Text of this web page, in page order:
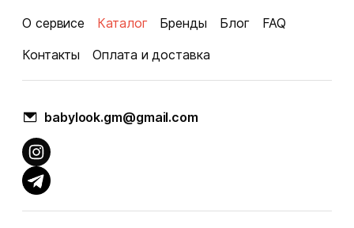
О сервисе Каталог Бренды Блог
FAQ
Контакты
Оплата и доставка
babylook.gm@gmail.com